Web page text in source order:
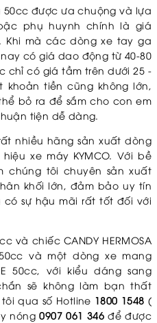
50cc được ưa chuộng và lựa
phụ huynh chính là giá
mà các dòng xe tay ga
có giá dao động từ 40-80
chỉ có giá tầm trên dưới 25 -
tiền cũng không lớn,
bỏ ra để sắm cho con em
tiện dễ dàng.
nhiều hãng sản xuất dòng
xe máy KYMCO. Với bề
chúng tôi chuyên sản xuất
khối lớn, đảm bảo uy tín
sự hậu mãi rất tốt đối với
và chiếc CANDY HERMOSA
và một dòng xe mang
50cc, với kiểu dáng sang
sẽ không làm bạn thất
qua số Hotline 1800 1548 (
nóng 0907 061 346để được